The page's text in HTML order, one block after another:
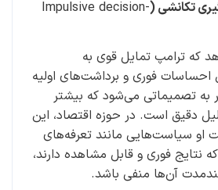
تکانشی (Impulsive decision-
که ترامپ تمایل قوی به
فوری و برداشت‌های اولیه
به تصمیماتی می‌شود که بیشتر
دقیق است. در حوزه اقتصاد، این
او سیاست‌هایی مانند تعرفه‌های
نتایج فوری و قابل مشاهده دارند،
آن‌ها منفی باشد.